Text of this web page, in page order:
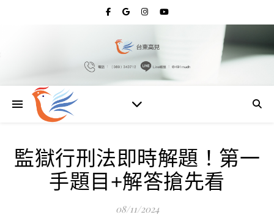
監獄行刑法即時解題！第一
手題目+解答搶先看
08/11/2024